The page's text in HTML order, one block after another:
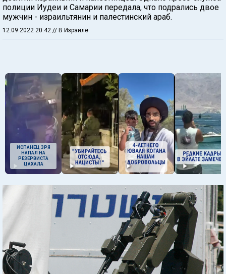
полиции Иудеи и Самарии передала, что подрались двое
мужчин - израильтянин и палестинский араб.
12.09.2022 20:42 // В Израиле
ИСПАНЕЦ ЗРЯ
НАПАЛ НА
РЕЗЕРВИСТА
ЦАХАЛА